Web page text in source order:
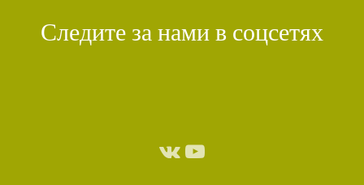
Следите за нами в соцсетях